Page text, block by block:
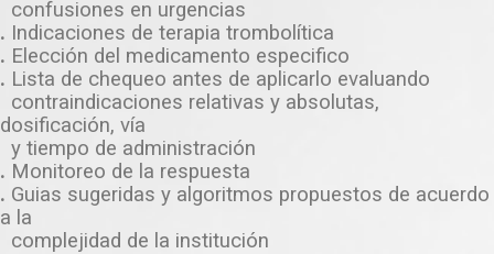
confusiones en urgencias
. Indicaciones de terapia trombolítica
. Elección del medicamento especifico
. Lista de chequeo antes de aplicarlo evaluando
contraindicaciones relativas y absolutas,
dosificación, vía
y tiempo de administración
. Monitoreo de la respuesta
. Guias sugeridas y algoritmos propuestos de acuerdo
a la
complejidad de la institución